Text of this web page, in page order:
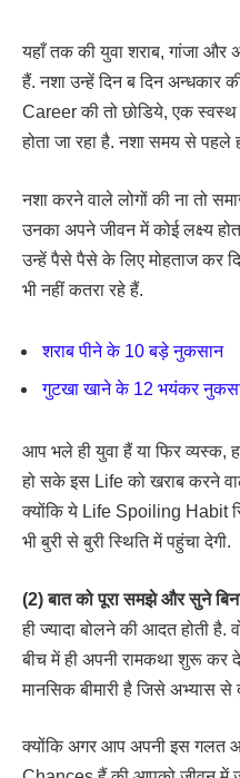
यहाँ तक की युवा शराब, गांजा
हैं. नशा उन्हें दिन ब दिन
Career की तो छोडिये, एक
होता जा रहा है. नशा समय से पहले
नशा करने वाले लोगों की ना तो
उनका अपने जीवन में कोई लक्ष्य
उन्हें पैसे पैसे के लिए मोहताज कर
भी नहीं कतरा रहे हैं.
शराब पीने के 10 बड़े नुकसान
गुटखा खाने के 12 भयंकर
आप भले ही युवा हैं या फिर व्यस्क,
हो सके इस Life को खराब करने
क्योंकि ये Life Spoiling Habit
भी बुरी से बुरी स्थिति में पहुंचा देगी.
(2) बात को पूरा समझे और सुने
ही ज्यादा बोलने की आदत होती है.
बीच में ही अपनी रामकथा शुरू कर
मानसिक बीमारी है जिसे अभ्यास से
क्योंकि अगर आप अपनी इस गलत